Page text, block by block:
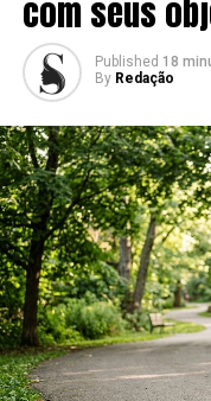
com seus
Published 18
By Redação